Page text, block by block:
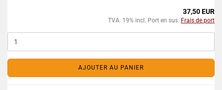
37,50 EUR
TVA. 19% incl. Port en sus. Frais de port
AJOUTER AU PANIER